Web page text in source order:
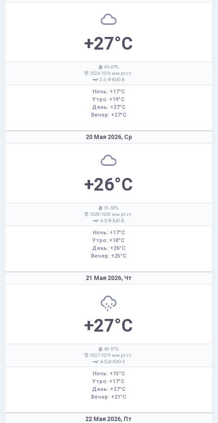
+27°C
: 45-47%
: 1024-1016 мм рт.ст.
: 2-3,
Ю,Ю-В
Ночь: +17°C
Утро: +19°C
День: +27°C
Вечер: +27°C
20 Мая 2026, Ср
+26°C
: 51-53%
: 1028-1020 мм рт.ст.
: 4-5,
В,Ю-В
Ночь: +17°C
Утро: +18°C
День: +26°C
Вечер: +25°C
21 Мая 2026, Чт
+27°C
: 49-51%
: 1027-1019 мм рт.ст.
: 4-5,
Ю,Ю-З
Ночь: +15°C
Утро: +17°C
День: +27°C
Вечер: +21°C
22 Мая 2026, Пт